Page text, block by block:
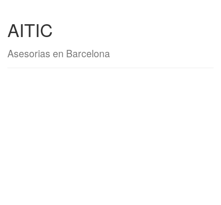
AITIC
Asesorias en Barcelona